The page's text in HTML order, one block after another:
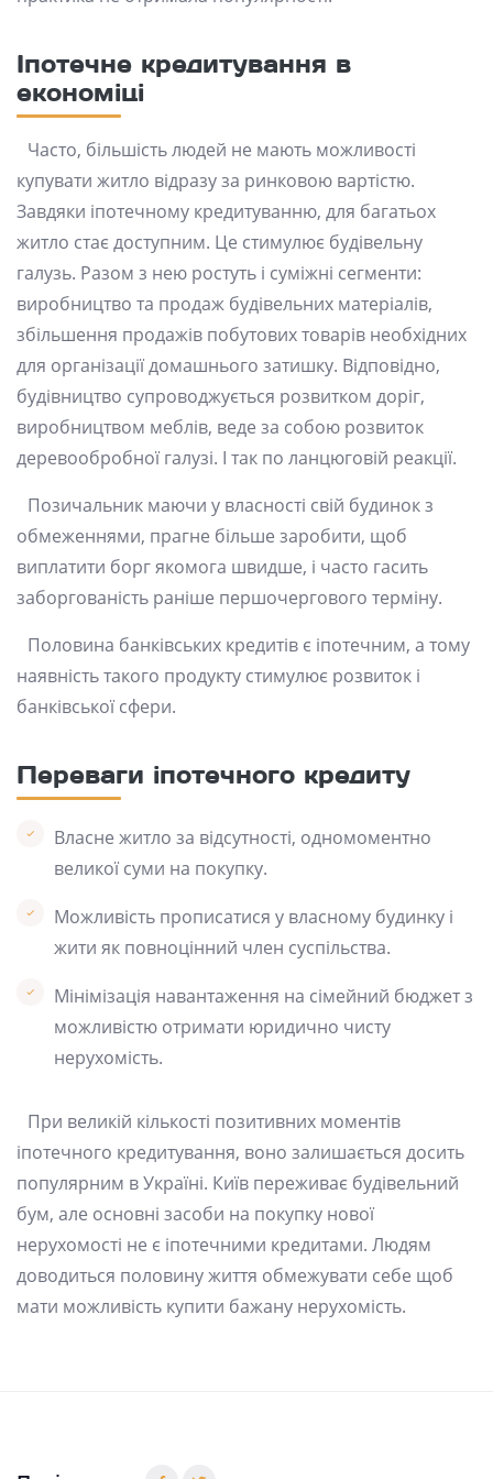
Іпотечне кредитування в
економіці
Часто, більшість людей не мають можливості
купувати житло відразу за ринковою вартістю.
Завдяки іпотечному кредитуванню, для багатьох
житло стає доступним. Це стимулює будівельну
галузь. Разом з нею ростуть і суміжні сегменти:
виробництво та продаж будівельних матеріалів,
збільшення продажів побутових товарів необхідних
для організації домашнього затишку. Відповідно,
будівництво супроводжується розвитком доріг,
виробництвом меблів, веде за собою розвиток
деревообробної галузі. І так по ланцюговій реакції.
Позичальник маючи у власності свій будинок з
обмеженнями, прагне більше заробити, щоб
виплатити борг якомога швидше, і часто гасить
заборгованість раніше першочергового терміну.
Половина банківських кредитів є іпотечним, а тому
наявність такого продукту стимулює розвиток і
банківської сфери.
Переваги іпотечного кредиту
Власне житло за відсутності, одномоментно
великої суми на покупку.
Можливість прописатися у власному будинку і
жити як повноцінний член суспільства.
Мінімізація навантаження на сімейний бюджет з
можливістю отримати юридично чисту
нерухомість.
При великій кількості позитивних моментів
іпотечного кредитування, воно залишається досить
популярним в Україні. Київ переживає будівельний
бум, але основні засоби на покупку нової
нерухомості не є іпотечними кредитами. Людям
доводиться половину життя обмежувати себе щоб
мати можливість купити бажану нерухомість.